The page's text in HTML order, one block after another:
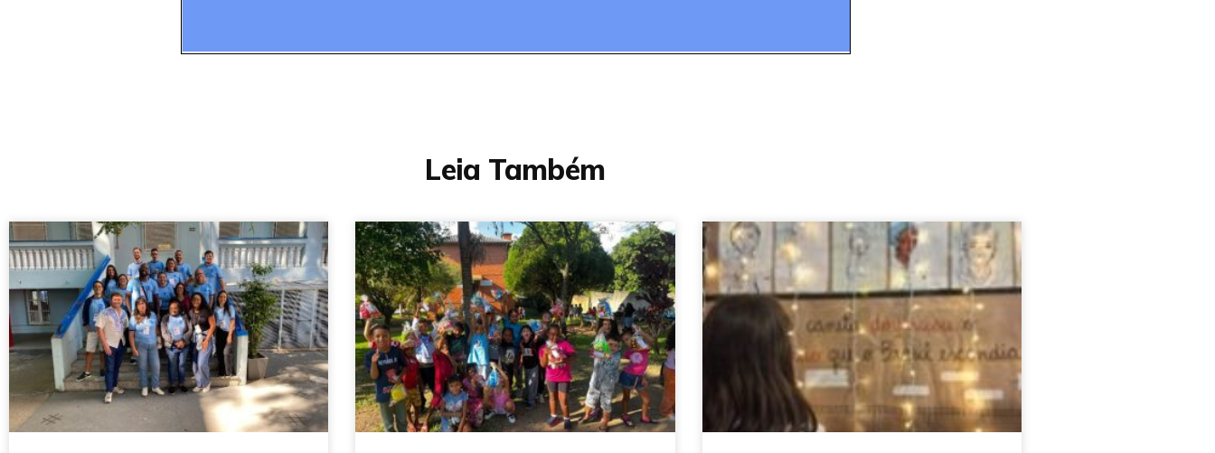
Leia Também